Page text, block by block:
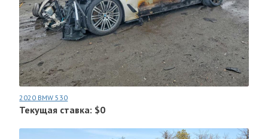
2020 BMW 530
Текущая ставка: $0